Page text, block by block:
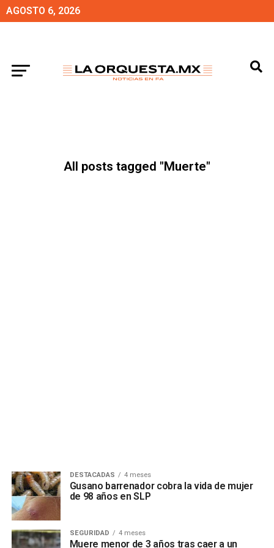
AGOSTO 6, 2026
All posts tagged "Muerte"
DESTACADAS 4 meses
Gusano barrenador cobra la vida de mujer
de 98 años en SLP
SEGURIDAD 4 meses
Muere menor de 3 años tras caer a un